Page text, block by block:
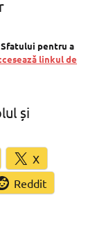
Sfatului pentru a
linkul de
și
X
Reddit